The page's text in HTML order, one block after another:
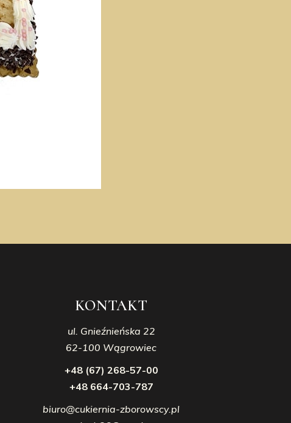
KONTAKT
ul. Gnieźnieńska 22
62-100 Wągrowiec
+48 (67) 268-57-00
+48 664-703-787
biuro@cukiernia-zborowscy.pl